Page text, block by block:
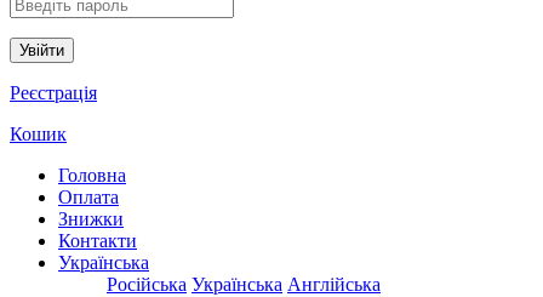
Увійти
Реєстрація
Кошик
Головна
Оплата
Знижки
Контакти
Українська
Російська Українська Англійська